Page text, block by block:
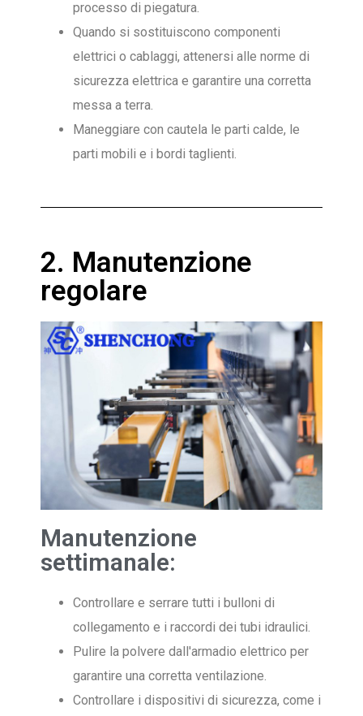
processo di piegatura.
Quando si sostituiscono componenti
elettrici o cablaggi, attenersi alle norme di
sicurezza elettrica e garantire una corretta
messa a terra.
Maneggiare con cautela le parti calde, le
parti mobili e i bordi taglienti.
2. Manutenzione
regolare
Manutenzione
settimanale:
Controllare e serrare tutti i bulloni di
collegamento e i raccordi dei tubi idraulici.
Pulire la polvere dall'armadio elettrico per
garantire una corretta ventilazione.
Controllare i dispositivi di sicurezza, come i